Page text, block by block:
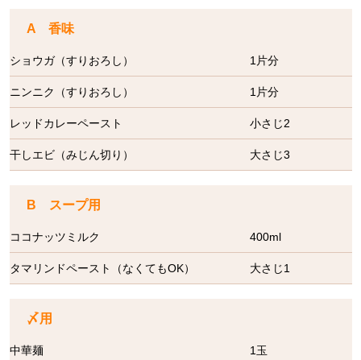
A 香味
ショウガ（すりおろし） 1片分
ニンニク（すりおろし） 1片分
レッドカレーペースト 小さじ2
干しエビ（みじん切り） 大さじ3
B スープ用
ココナッツミルク 400ml
タマリンドペースト（なくてもOK） 大さじ1
〆用
中華麺 1玉